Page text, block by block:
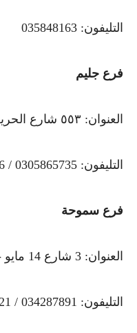
التليفون: 035848163
فرع جليم
العنوان: ٥٥٣ شارع الحرية - جليم - الاسكندرية
التليفون: 0305865735 / 0305865736 / 0305865737
فرع سموحة
العنوان: 3 شارع 14 مايو - ابراج الصيادلة - سموحة
التليفون: 034287891 / 034287521